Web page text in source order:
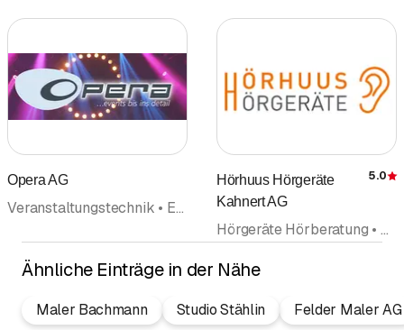
Opera AG
Veranstaltungstechnik • Events • Vermietung • Beleuchtungen • Audiovisuelle Einrichtungen • Beschallungstechnik Beleuchtungstechnik • Akustik
Hörhuus Hörgeräte
Kahnert AG
5.0
Hörgeräte Hörberatung • Gehörschutz • Gehörlosigkeit • Akustik • Reparaturen • Batterien Akkumulatoren • Beratung
Ähnliche Einträge in der Nähe
Maler Bachmann Studio Stählin
Felder Maler AG